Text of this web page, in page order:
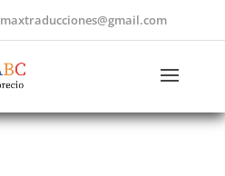
maxtraducciones@gmail.com